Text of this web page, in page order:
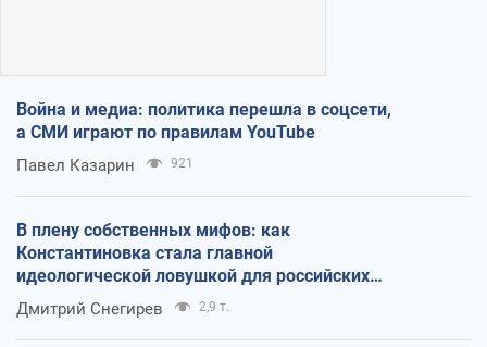
Война и медиа: политика перешла в соцсети,
а СМИ играют по правилам YouTube
Павел Казарин 921
В плену собственных мифов: как
Константиновка стала главной
идеологической ловушкой для российских
оккупантов
Дмитрий Снегирев 2,9 т.